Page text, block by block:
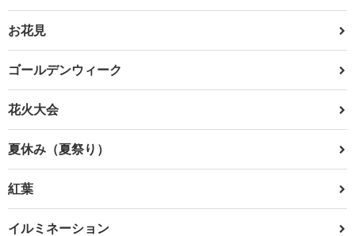
お花見
ゴールデンウィーク
花火大会
夏休み（夏祭り）
紅葉
イルミネーション